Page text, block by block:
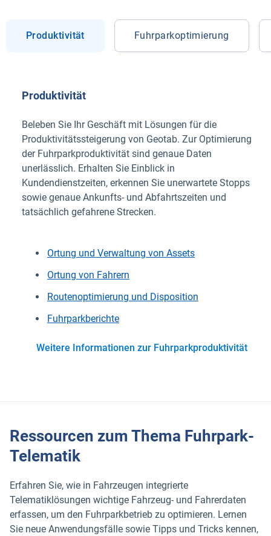
Produktivität Fuhrparkoptimierung
Produktivität
Beleben Sie Ihr Geschäft mit Lösungen für die
Produktivitätssteigerung von Geotab. Zur Optimierung
der Fuhrparkproduktivität sind genaue Daten
unerlässlich. Erhalten Sie Einblick in
Kundendienstzeiten, erkennen Sie unerwartete Stopps
sowie genaue Ankunfts- und Abfahrtszeiten und
tatsächlich gefahrene Strecken.
Ortung und Verwaltung von Assets
Ortung von Fahrern
Routenoptimierung und Disposition
Fuhrparkberichte
Weitere Informationen zur Fuhrparkproduktivität
Ressourcen zum Thema Fuhrpark-
Telematik
Erfahren Sie, wie in Fahrzeugen integrierte
Telematiklösungen wichtige Fahrzeug- und Fahrerdaten
erfassen, um den Fuhrparkbetrieb zu optimieren. Lernen
Sie neue Anwendungsfälle sowie Tipps und Tricks kennen,